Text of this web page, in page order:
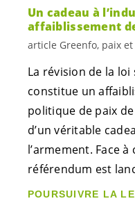
Un cadeau à
affaiblissement
article Greenfo, paix
La révision de la
constitue un
politique de paix
d’un véritable
l’armement. Face
référendum est
POURSUIVRE LA